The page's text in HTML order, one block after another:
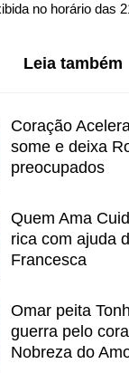
no horário das
Leia também
Coração
some e deixa
preocupados
Quem Ama
rica com ajuda
Francesca
Omar peita
guerra pelo
Nobreza do